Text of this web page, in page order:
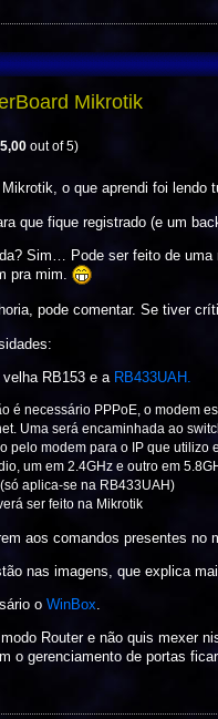
Mikrotik
5,00 out of 5)
o que aprendi foi
que fique registrado (e um
Sim… Pode ser feito de
pra mim.
pode comentar. Se tiver
RB153 e a RB433UAH.
é necessário PPPoE, o modem
Uma será encaminhada ao
pelo modem para o IP que utilizo
um em 2.4GHz e outro em
aplica-se na RB433UAH)
ser feito na Mikrotik
aos comandos presentes no
nas imagens, que explica
oWinBox.
Router e não quis mexer
o gerenciamento de portas